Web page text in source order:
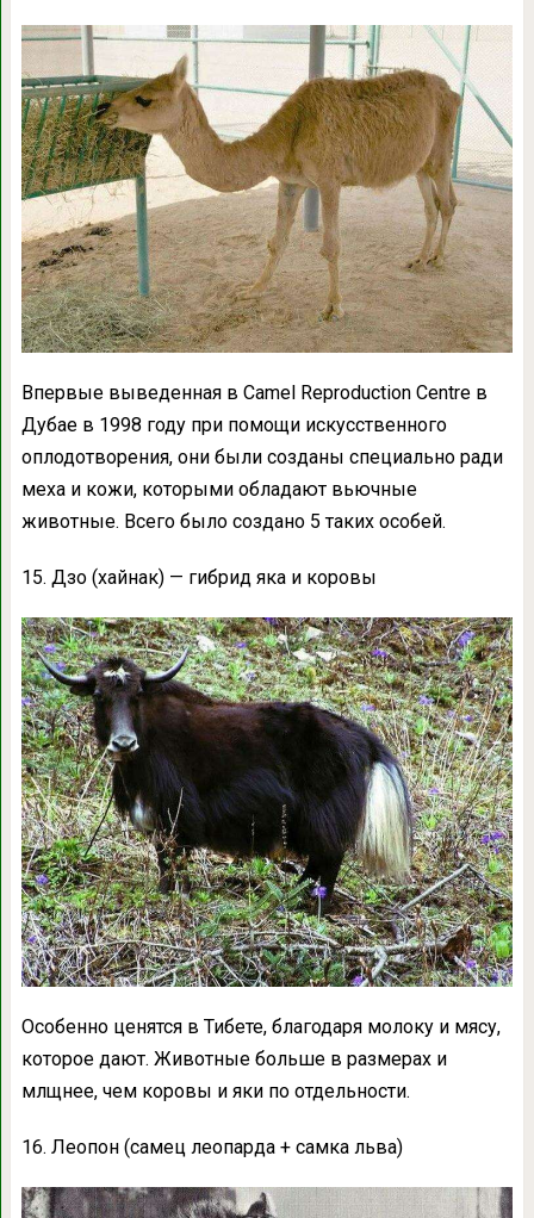
Впервые выведенная в Camel Reproduction Centre в
Дубае в 1998 году при помощи искусственного
оплодотворения, они были созданы специально ради
меха и кожи, которыми обладают вьючные
животные. Всего было создано 5 таких особей.
15. Дзо (хайнак) — гибрид яка и коровы
Особенно ценятся в Тибете, благодаря молоку и мясу,
которое дают. Животные больше в размерах и
млщнее, чем коровы и яки по отдельности.
16. Леопон (самец леопарда + самка льва)